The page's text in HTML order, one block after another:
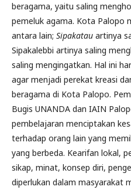
beragama, yaitu saling
pemeluk agama. Kota Palopo
antara lain; Sipakatau artinya
Sipakalebbi artinya saling
saling mengingatkan. Hal ini
agar menjadi perekat kreasi
beragama di Kota Palopo.
Bugis UNANDA dan IAIN
pembelajaran menciptakan
terhadap orang lain yang
yang berbeda. Kearifan lokal,
sikap, minat, konsep diri,
diperlukan dalam masyarakat